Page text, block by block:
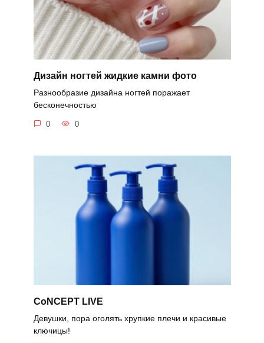
Дизайн ногтей жидкие камни фото
Разнообразие дизайна ногтей поражает
бесконечностью
0 0
CoNCEPT LIVE
Девушки, пора оголять хрупкие плечи и красивые
ключицы!